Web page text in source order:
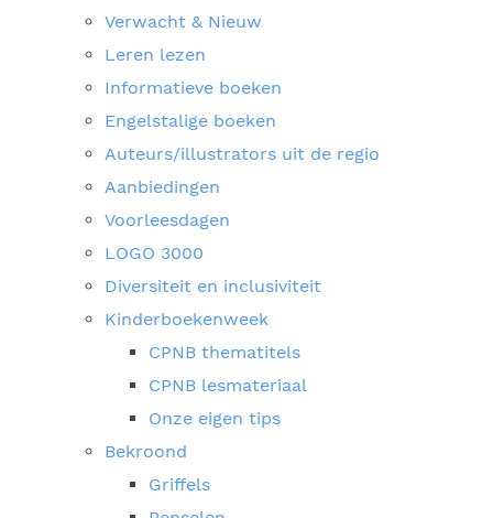
Verwacht & Nieuw
Leren lezen
Informatieve boeken
Engelstalige boeken
Auteurs/illustrators uit de regio
Aanbiedingen
Voorleesdagen
LOGO 3000
Diversiteit en inclusiviteit
Kinderboekenweek
CPNB thematitels
CPNB lesmateriaal
Onze eigen tips
Bekroond
Griffels